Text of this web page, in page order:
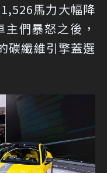
1,526馬力大幅降
們暴怒之後，
碳纖維引擎蓋選